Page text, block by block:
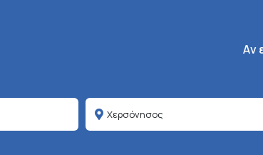
Aν